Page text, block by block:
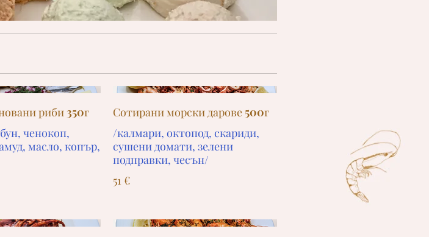
риби 350г
ченокоп,
масло, копър,
Сотирани морски дарове 500г
/калмари, октопод, скариди,
сушени домати, зелени
подправки, чесън/
51 €